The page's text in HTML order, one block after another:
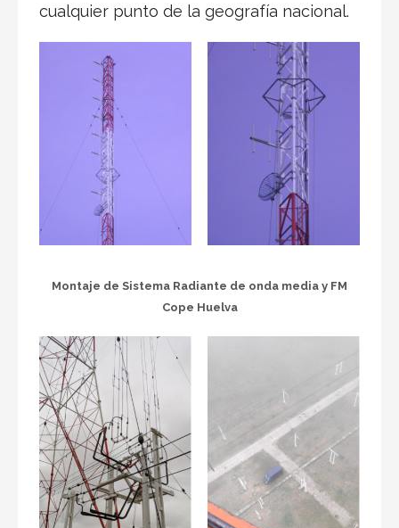
cualquier punto de la geografía nacional.
Montaje de Sistema Radiante de onda media y FM
Cope Huelva